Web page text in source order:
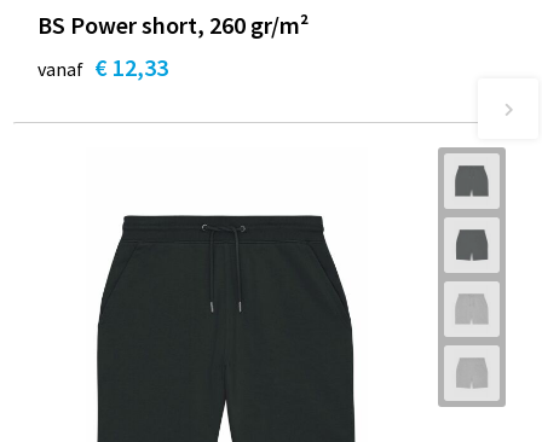
BS Power short, 260 gr/m²
vanaf € 12,33